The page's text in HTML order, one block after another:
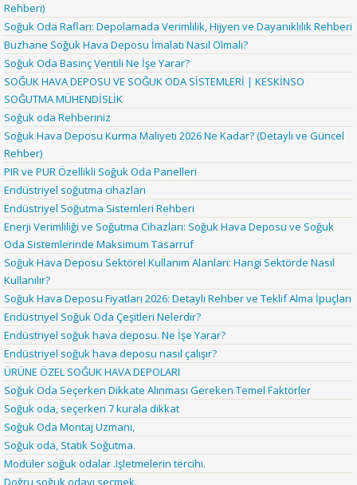
Rehberi)
Soğuk Oda Rafları: Depolamada Verimlilik, Hijyen ve Dayanıklılık Rehberi
Buzhane Soğuk Hava Deposu İmalatı Nasıl Olmalı?
Soğuk Oda Basınç Ventili Ne İşe Yarar?
SOĞUK HAVA DEPOSU VE SOĞUK ODA SİSTEMLERİ | KESKİNSO
SOĞUTMA MÜHENDİSLİK
Soğuk oda Rehberiniz
Soğuk Hava Deposu Kurma Maliyeti 2026 Ne Kadar? (Detaylı ve Güncel
Rehber)
PIR ve PUR Özellikli Soğuk Oda Panelleri
Endüstriyel soğutma cihazları
Endüstriyel Soğutma Sistemleri Rehberi
Enerji Verimliliği ve Soğutma Cihazları: Soğuk Hava Deposu ve Soğuk
Oda Sistemlerinde Maksimum Tasarruf
Soğuk Hava Deposu Sektörel Kullanım Alanları: Hangi Sektörde Nasıl
Kullanılır?
Soğuk Hava Deposu Fiyatları 2026: Detaylı Rehber ve Teklif Alma İpuçları
Endüstriyel Soğuk Oda Çeşitleri Nelerdir?
Endüstriyel soğuk hava deposu. Ne İşe Yarar?
Endüstriyel soğuk hava deposu nasıl çalışır?
ÜRÜNE ÖZEL SOĞUK HAVA DEPOLARI
Soğuk Oda Seçerken Dikkate Alınması Gereken Temel Faktörler
Soğuk oda, seçerken 7 kurala dikkat
Soğuk Oda Montaj Uzmanı,
Soğuk oda, Statik Soğutma.
Modüler soğuk odalar .Işletmelerin tercihi.